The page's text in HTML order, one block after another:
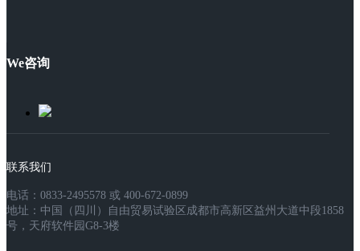
We咨询
联系我们
电话：0833-2495578 或 400-672-0899
地址：中国（四川）自由贸易试验区成都市高新区益州大道中段1858
号，天府软件园G8-3楼